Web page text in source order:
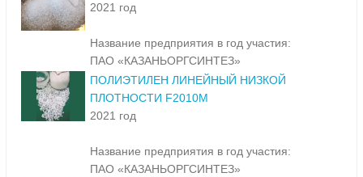
2021 год
Название предприятия в год участия:
ПАО «КАЗАНЬОРГСИНТЕЗ»
ПОЛИЭТИЛЕН ЛИНЕЙНЫЙ НИЗКОЙ
ПЛОТНОСТИ F2010M
2021 год
Название предприятия в год участия:
ПАО «КАЗАНЬОРГСИНТЕЗ»